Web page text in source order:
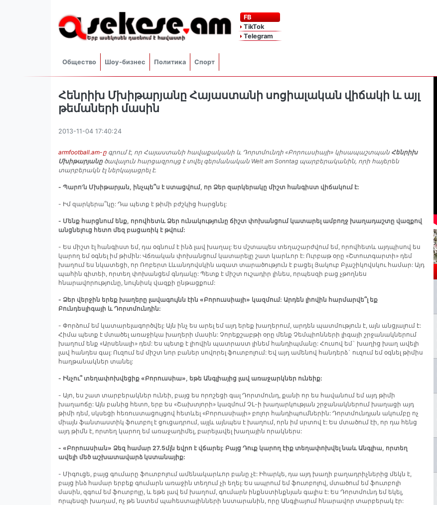
FB
TikTok
Telegram
Общество Шоу-бизнес Политика Спорт
Հենրիխ Մխիթարյանը Հայաստանի սոցիալական վիճակի և այլ
թեմաների մասին
2013-11-04 17:40:24
armfootball.am-ը գրում է, որ Հայաստանի հավաքականի և Դորտմունդի «Բորուսսիայի» կիսապաշտպան Հենրիխ
Մխիթարյանըծավալուն հարցազրույց է տվել գերմանական Welt am Sonntag պարբերականին, որի հայերեն
տարբերակն էլ ներկայացրել է.
- Պարո'ն Մխիթարյան, ինչպե՞ս է ստացվում, որ Ձեր զարկերակը միշտ հանգիստ վիճակում է:
- Իմ զարկերա՞կը: Դա պետք է թիմի բժշկից հարցնել:
- Մենք հարցնում ենք, որովհետև Ձեր ունակությունը ճիշտ փոխանցում կատարել ամբողջ խաղադաշտը վազքով
անցնելուց հետո մեզ բացառիկ է թվում:
- Ես միշտ էլ հանգիստ եմ, դա օգնում է ինձ լավ խաղալ: Ես մշտապես տեղաշարժվում եմ, որովհետև այդպիսով ես
կարող եմ օգնել իմ թիմին: Վճռական փոխանցում կատարելը շատ կարևոր է: Ուրբաթ օրը «Շտուտգարտի» դեմ
խաղում ես նկատեցի, որ Ռոբերտ Լևանդովսկին ազատ տարածություն է բացել Յակուբ Բլաշիկովսկու համար: Այդ
պահին գիտեի, որտեղ փոխանցեմ գնդակը: Պետք է միշտ ուշադիր լինես, որպեսզի բաց չթողնես
հնարավորությունը, նույնիսկ վազքի ընթացքում:
- Ձեր վերջին երեք խաղերը լավագույնն էին «Բորուսսիայի» կազմում: Արդեն լիովին հարմարվե՞լ եք
Բունդեսլիգայի և Դորտմունդին:
- Փորձում եմ կատարելագործվել: Այն ինչ ես արել եմ այդ երեք խաղերում, արդեն պատմություն է, այն անցյալում է:
Հիմա պետք է մտածել առաջիկա խաղերի մասին: Չորեքշաբթի օրը մենք Չեմպիոնների լիգայի շրջանակներում
խաղում ենք «Արսենալի» դեմ: Ես պետք է լիովին պատրաստ լինեմ հանդիպմանը: Հուսով եմ` խաղից խաղ ավելի
լավ հանդես գալ: Ուզում եմ միշտ նոր բաներ սովորել ֆուտբոլում: Եվ այդ ամենով հանդերձ` ուզում եմ օգնել թիմիս
հաղթանակներ տանել:
- Ինչու՞ տեղափոխվեցիք «Բորուսսիա», եթե Անգլիայից լավ առաջարկներ ունեիք:
- Այո, ես շատ տարբերակներ ունեի, բայց ես որոշեցի գալ Դորտմունդ, քանի որ ես հավանում եմ այդ թիմի
խաղաոճը: Այն բանից հետո, երբ ես «Շախտյորի» կազմում ՉԼ-ի խաղարկության շրջանակներում խաղացի այդ
թիմի դեմ, սկսեցի հեռուստացույցով հետևել «Բորուսսիայի» բոլոր հանդիպումներին: Դորտմունդյան ակումբը ոչ
միայն ֆանտաստիկ ֆուտբոլ է ցուցադրում, այլև այնպես է խաղում, որն իմ սրտով է: Ես մտածում էի, որ դա հենց
այդ թիմն է, որտեղ կարող եմ առաջադիմել, բարելավել խաղային որակներս:
- «Բորուսսիան» Ձեզ համար 27.5մլն եվրո է վճարել: Բայց Դուք կարող էիք տեղափոխվել նաև Անգլիա, որտեղ
ավելի մեծ աշխատավարձ կստանայիք:
- Միգուցե, բայց գումարը ֆուտբոլում ամենակարևոր բանը չէ: Իհարկե, դա այդ խաղի բաղադրիչներից մեկն է,
բայց ինձ համար երբեք գումարն առաջին տեղում չի եղել: Ես ապրում եմ ֆուտբոլով, մտածում եմ ֆուտբոլի
մասին, զգում եմ ֆուտբոլը, և եթե լավ եմ խաղում, գումարն ինքնստինքնյան գալիս է: Ես Դորտմունդ եմ եկել,
որպեսզի խաղամ, ոչ թե նստեմ պահեստայինների նստարանին, որը Անգլիայում հնարավոր տարբերակ էր: